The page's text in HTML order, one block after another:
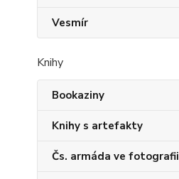
Vesmír
Knihy
Bookaziny
Knihy s artefakty
Čs. armáda ve fotografii